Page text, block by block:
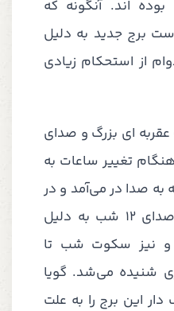
اند. آنگونه که
برج جدید به دلیل
از استحکام زیادی
ای بزرگ و صدای
تغییر ساعات به
به صدا در می‌آمد و در
سکوت شب‌های ساری صدای 12 شب به دلیل
و نیز سکوت شب تا
شنیده می‌شد. گویا
زنگ دار این برج را به علت